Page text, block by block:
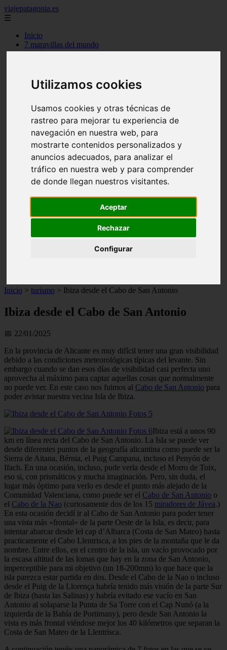
Utilizamos cookies
Usamos cookies y otras técnicas de
rastreo para mejorar tu experiencia de
navegación en nuestra web, para
mostrarte contenidos personalizados y
anuncios adecuados, para analizar el
tráfico en nuestra web y para comprender
de donde llegan nuestros visitantes.
Aceptar
Rechazar
Configurar
viajepatagonia.es
☰
Inicio
7 maravillas del mundo
america
c buenos aires
c cordoba
c generalidades del pais
c mendoza
c neuquen
c provincias
c rio negro
c santa fe
c tierra de fuego
c tucuman
c zona austral
category
gijon
live
Inicio > turismo > Ibiza desde el Cabo de San Antonio
Ibiza desde el Cabo de San Antonio
📅 22/01/2025
En la provincia de Alicante es muy difícil tener una gran visibilidad
debido a las condiciones meteorológicas típicas del levante. Sin
embargo cuando se dan esos días de visibilidad casi perfecta uno
aprovecha al máximo para captar aquellas cosas que normalmente
no puede ver. En este caso nos fuimos al Cabo de San Antonio para
poder avistar nuestra vecina Isla de Ibiza.
Ibiza está a unos 90
km en línea recta del Cabo de San Antonio. La Isla se puede ver
desde diferentes puntos de la geografía alicantina como puede ser la
Sierra de Aitana, Bérnia, el Puig Campana, incluso el Penyón de
Ifach. En una ocasión, incluso, pude verla desde el Morro de Toix,
eso si, con prismáticos y mucha imaginación. Pero, sin duda, el
lugar más óptimo para verlo es desde el punto más alejado de la
Comunidad Valenciana, como puede ser el Cabo de San Antonio o
el Cabo de la Nao (curiosamente dos de los 15 miradores de Jávea.)
En esta ocasión decidí ir al Cabo de San Antonio para poder tener
una vista más «frontal» de la parte Oeste de la Isla, es decir, para
intentar abarcar desde lel cap d’Albarca (Costa de San Mateo) hasta
practicamente el Cabo Llentrisca, a los pies de la montaña que le da
nombre. Entre ellos, en el centro de la isla, un vacío provocado por
la escasa altitud de las lomas que hay en la zona de San Antonio,
imperceptible para mi objetivo (un 18-200mm) lo que hace que la
isla parezca estar partida en dos. Desde el Cabo de la Nao o incluso
desde el Puig de la Llorença habría tenido más visión de la parte Sur
de Ibiza (hasta las Salinas) y habría evitado ese vacío en San
Antonio al solaparse la Punta de Sa Torre con el Cap Nunó (a la
izquierda de la Bahía de Portimany), pero desde San Antonio la
vista es más frontal viéndose mejor los 40 kilómetros que separan la
Costa de San Mateo de la Llentrisca.